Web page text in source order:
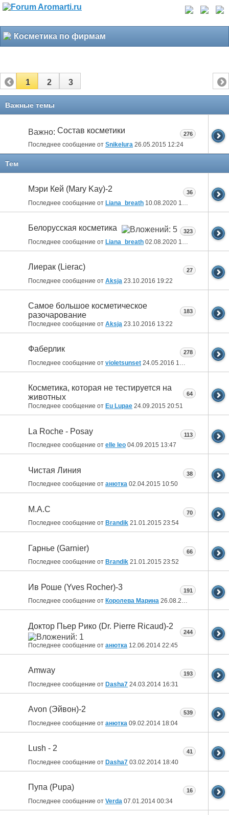
Косметика по фирмам
1 2 3
Важные темы
Важно: Состав косметики
Последнее сообщение от Snikelura 26.05.2015 12:24
276
Тем
Мэри Кей (Mary Kay)-2
Последнее сообщение от Liana_breath 10.08.2020 18:20
36
Белорусская косметика
Последнее сообщение от Liana_breath 02.08.2020 17:26
323
Лиерак (Lierac)
Последнее сообщение от Aksja 23.10.2016 19:22
27
Самое большое косметическое
разочарование
Последнее сообщение от Aksja 23.10.2016 13:22
183
Фаберлик
Последнее сообщение от violetsunset 24.05.2016 12:21
278
Косметика, которая не тестируется на
животных
Последнее сообщение от Eu Lupae 24.09.2015 20:51
64
La Roche - Posay
Последнее сообщение от elle leo 04.09.2015 13:47
113
Чистая Линия
Последнее сообщение от анютка 02.04.2015 10:50
38
M.A.C
Последнее сообщение от Brandik 21.01.2015 23:54
70
Гарнье (Gаrnier)
Последнее сообщение от Brandik 21.01.2015 23:52
66
Ив Роше (Yves Rocher)-3
Последнее сообщение от Королева Марина 26.08.2014
191
Доктор Пьер Рико (Dr. Pierre Ricaud)-2
Последнее сообщение от анютка 12.06.2014 22:45
244
Amway
Последнее сообщение от Dasha7 24.03.2014 16:31
193
Avon (Эйвон)-2
Последнее сообщение от анютка 09.02.2014 18:04
539
Lush - 2
Последнее сообщение от Dasha7 03.02.2014 18:40
41
Пупа (Pupa)
Последнее сообщение от Verda 07.01.2014 00:34
16